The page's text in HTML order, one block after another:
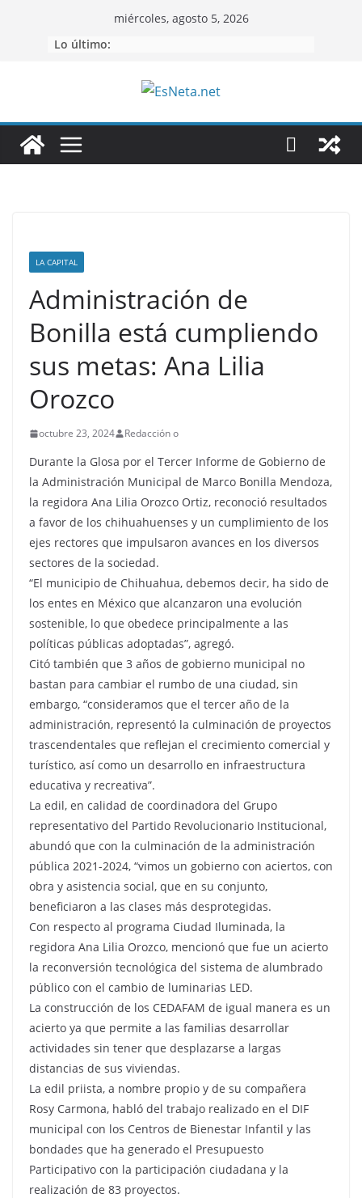
miércoles, agosto 5, 2026
Lo último:
LA CAPITAL
Administración de
Bonilla está cumpliendo
sus metas: Ana Lilia
Orozco
octubre 23, 2024 Redacción o
Durante la Glosa por el Tercer Informe de Gobierno de
la Administración Municipal de Marco Bonilla Mendoza,
la regidora Ana Lilia Orozco Ortiz, reconoció resultados
a favor de los chihuahuenses y un cumplimiento de los
ejes rectores que impulsaron avances en los diversos
sectores de la sociedad.
“El municipio de Chihuahua, debemos decir, ha sido de
los entes en México que alcanzaron una evolución
sostenible, lo que obedece principalmente a las
políticas públicas adoptadas”, agregó.
Citó también que 3 años de gobierno municipal no
bastan para cambiar el rumbo de una ciudad, sin
embargo, “consideramos que el tercer año de la
administración, representó la culminación de proyectos
trascendentales que reflejan el crecimiento comercial y
turístico, así como un desarrollo en infraestructura
educativa y recreativa”.
La edil, en calidad de coordinadora del Grupo
representativo del Partido Revolucionario Institucional,
abundó que con la culminación de la administración
pública 2021-2024, “vimos un gobierno con aciertos, con
obra y asistencia social, que en su conjunto,
beneficiaron a las clases más desprotegidas.
Con respecto al programa Ciudad Iluminada, la
regidora Ana Lilia Orozco, mencionó que fue un acierto
la reconversión tecnológica del sistema de alumbrado
público con el cambio de luminarias LED.
La construcción de los CEDAFAM de igual manera es un
acierto ya que permite a las familias desarrollar
actividades sin tener que desplazarse a largas
distancias de sus viviendas.
La edil priista, a nombre propio y de su compañera
Rosy Carmona, habló del trabajo realizado en el DIF
municipal con los Centros de Bienestar Infantil y las
bondades que ha generado el Presupuesto
Participativo con la participación ciudadana y la
realización de 83 proyectos.